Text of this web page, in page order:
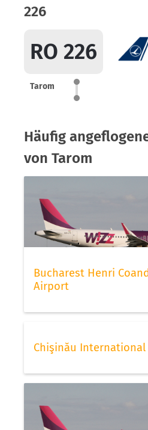
226
RO 226
Tarom
Häufig
von Tarom
Bucharest Henri
Airport
Chişinău